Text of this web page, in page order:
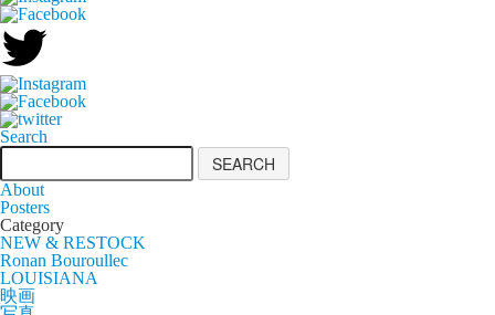
Search
About
Posters
Category
NEW & RESTOCK
Ronan Bouroullec
LOUISIANA
映画